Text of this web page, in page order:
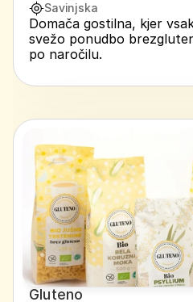
Savinjska
Domača gostilna, kjer
svežo ponudbo
po naročilu.
Gluteno